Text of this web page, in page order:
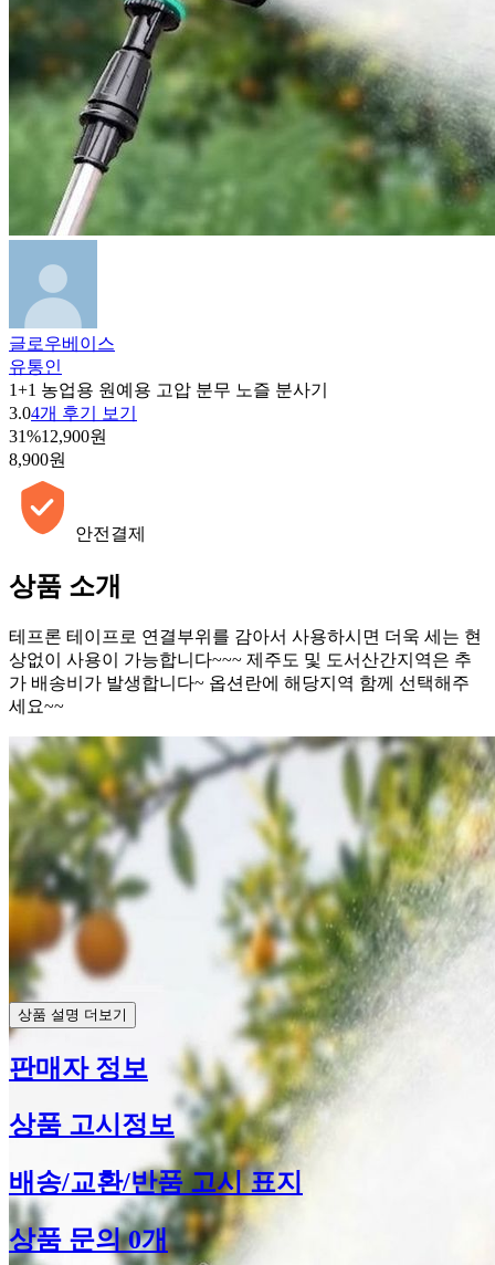
글로우베이스
유통인
1+1 농업용 원예용 고압 분무 노즐 분사기
3.04개 후기 보기
31%12,900원
8,900원
안전결제
상품 소개
테프론 테이프로 연결부위를 감아서 사용하시면 더욱 세는 현
상없이 사용이 가능합니다~~~ 제주도 및 도서산간지역은 추
가 배송비가 발생합니다~ 옵션란에 해당지역 함께 선택해주
세요~~
상품 설명 더보기
판매자 정보
상품 고시정보
배송/교환/반품 고시 표지
상품 문의 0개